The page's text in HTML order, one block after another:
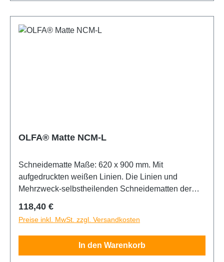
OLFA® Matte NCM-L
Schneidematte Maße: 620 x 900 mm. Mit
aufgedruckten weißen Linien. Die Linien und
Mehrzweck-selbstheilenden Schneidematten der
OLFA Standard-Schneidwerkzeugen,
Hochleistungsschneidwerkzeugen, Kunstmessern,
Rotationsschneidwerkzeugen und
Spezialschneidwerkzeugen konzipiert. Doppelseitig
Regulärer Preis:
118,40 €
Preise inkl. MwSt. zzgl. Versandkosten
In den Warenkorb